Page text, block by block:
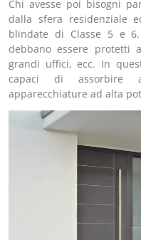
Chi avesse poi bisogni
dalla sfera residenziale
blindate di Classe 5 e
debbano essere protetti
grandi uffici, ecc. In
capaci di assorbire
apparecchiature ad alta